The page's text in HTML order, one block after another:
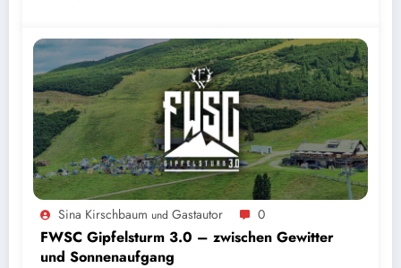
Sina Kirschbaum und Gastautor 0
FWSC Gipfelsturm 3.0 – zwischen Gewitter
und Sonnenaufgang